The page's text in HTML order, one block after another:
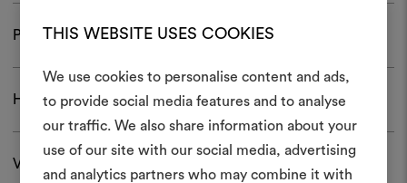
THIS WEBSITE USES COOKIES
We use cookies to personalise content and ads,
to provide social media features and to analyse
our traffic. We also share information about your
use of our site with our social media, advertising
and analytics partners who may combine it with
Pflege und Gebrauch
Herunterladen
Versand und Rücksendungen
Ein
erstellen
Ein interaktives Tool, mit